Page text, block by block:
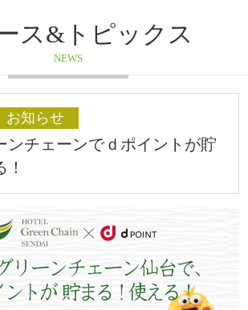
ス&トピックス
NEWS
お知らせ
ンチェーンでｄポイントが貯